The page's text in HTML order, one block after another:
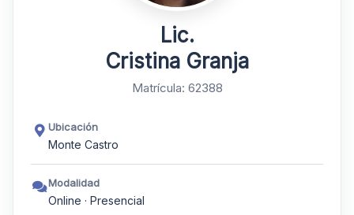
Lic.
Cristina Granja
Matrícula: 62388
Ubicación
Monte Castro
Modalidad
Online · Presencial